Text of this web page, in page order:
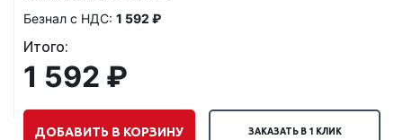
Безнал с НДС: 1 592 ₽
Итого:
1 592 ₽
ДОБАВИТЬ В КОРЗИНУ ЗАКАЗАТЬ В 1 КЛИК